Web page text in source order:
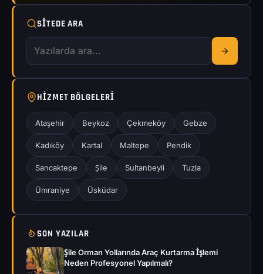
SITEDE ARA
HIZMET BÖLGELERI
Ataşehir Beykoz Çekmeköy Gebze
Kadıköy Kartal Maltepe Pendik
Sancaktepe Şile Sultanbeyli Tuzla
Ümraniye Üsküdar
SON YAZILAR
Şile Orman Yollarında Araç Kurtarma İşlemi
Neden Profesyonel Yapılmalı?